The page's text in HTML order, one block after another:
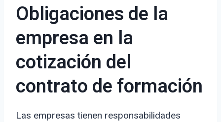
Obligaciones de la
empresa en la
cotización del
contrato de formación
Las empresas tienen responsabilidades